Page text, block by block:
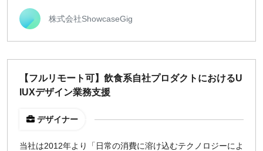
週2日
地域
東京
名古屋
株式会社ShowcaseGig
【フルリモート可】飲食系自社プロダクトにおけるU
IUXデザイン業務支援
デザイナー
当社は2012年より「日常の消費に溶け込むテクノロジーによ